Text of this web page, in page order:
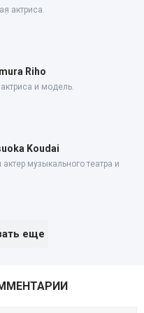
актриса.
Riho
и модель.
Koudai
музыкального театра и
еще